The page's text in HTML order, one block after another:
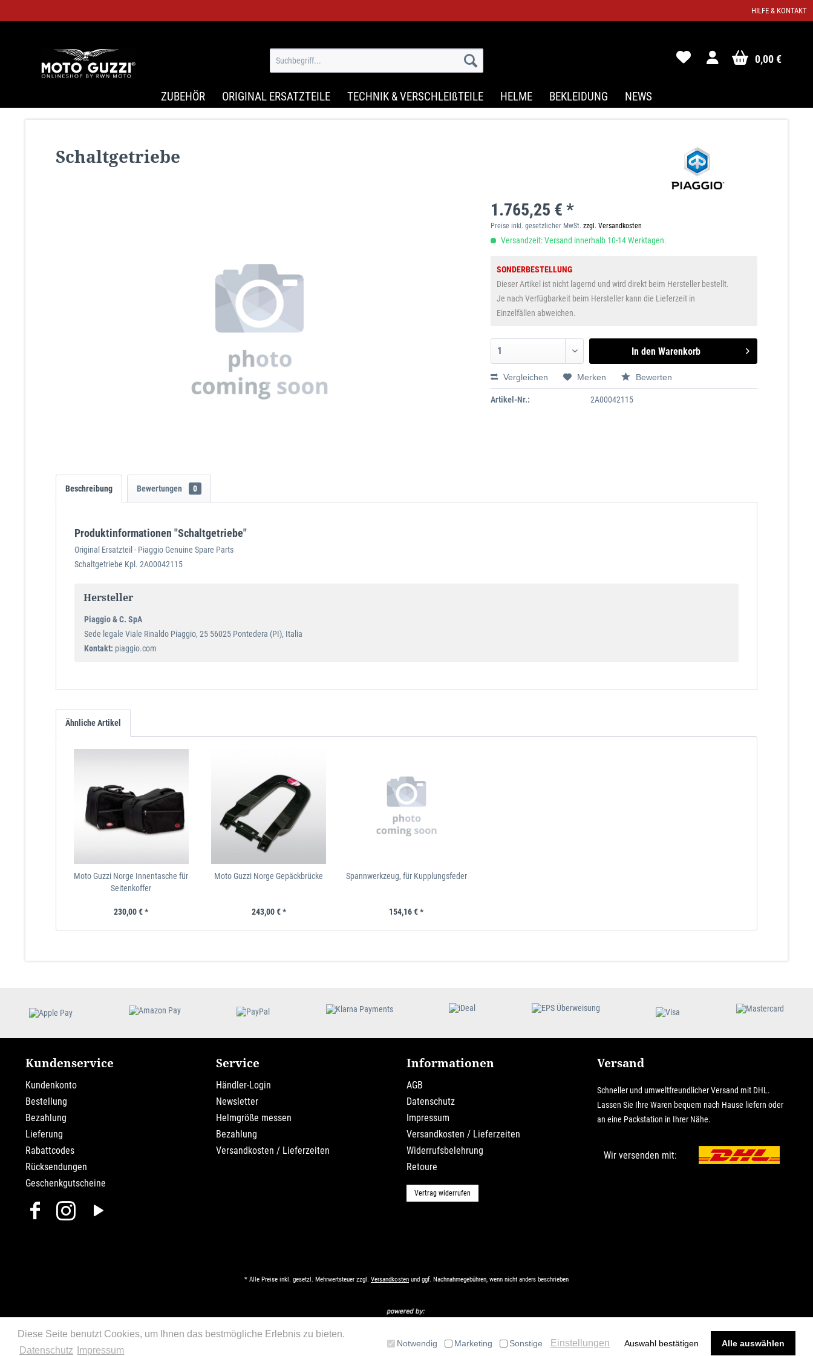
Diese Seite benutzt Cookies, um Ihnen das bestmögliche Erlebnis zu bieten.
Datenschutz
Impressum
Notwendig Marketing Sonstige Einstellungen Auswahl bestätigen Alle auswählen
HILFE & KONTAKT
0,00 €
ZUBEHÖR ORIGINAL ERSATZTEILE TECHNIK & VERSCHLEIßTEILE HELME BEKLEIDUNG NEWS
Schaltgetriebe
1.765,25 € *
Preise inkl. gesetzlicher MwSt.zzgl. Versandkosten
Versandzeit: Versand innerhalb 10-14 Werktagen.
SONDERBESTELLUNG
Dieser Artikel ist nicht lagernd und wird direkt beim Hersteller bestellt.
Je nach Verfügbarkeit beim Hersteller kann die Lieferzeit in
Einzelfällen abweichen.
In den Warenkorb
Vergleichen Merken Bewerten
Artikel-Nr.: 2A00042115
Beschreibung Bewertungen 0
Produktinformationen "Schaltgetriebe"
Original Ersatzteil - Piaggio Genuine Spare Parts
Schaltgetriebe Kpl. 2A00042115
Hersteller
Piaggio & C. SpA
Sede legale Viale Rinaldo Piaggio, 25 56025 Pontedera (PI), Italia
Kontakt: piaggio.com
Ähnliche Artikel
Moto Guzzi Norge Innentasche für
Seitenkoffer
230,00 € *
Moto Guzzi Norge Gepäckbrücke
243,00 € *
Spannwerkzeug, für Kupplungsfeder
154,16 € *
Kundenservice
Kundenkonto
Bestellung
Bezahlung
Lieferung
Rabattcodes
Rücksendungen
Geschenkgutscheine
Service
Händler-Login
Newsletter
Helmgröße messen
Bezahlung
Versandkosten / Lieferzeiten
Informationen
AGB
Datenschutz
Impressum
Versandkosten / Lieferzeiten
Widerrufsbelehrung
Retoure
Vertrag widerrufen
Versand
Schneller und umweltfreundlicher Versand mit DHL.
Lassen Sie Ihre Waren bequem nach Hause liefern oder
an eine Packstation in Ihrer Nähe.
Wir versenden mit:
* Alle Preise inkl. gesetzl. Mehrwertsteuer zzgl. Versandkosten und ggf. Nachnahmegebühren, wenn nicht anders beschrieben